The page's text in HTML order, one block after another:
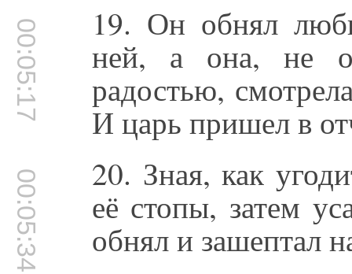
00:05:17 19. Он обнял
ней, а она, не
радостью,
И царь пришел в
00:05:34 20. Зная, как
её стопы, затем
обнял и зашептал